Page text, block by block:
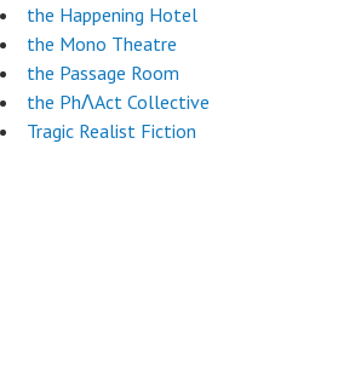
the Happening Hotel
the Mono Theatre
the Passage Room
the PhɅAct Collective
Tragic Realist Fiction